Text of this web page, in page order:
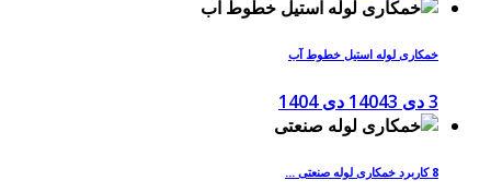
خمکاری لوله استیل خطوط آب
3 دی 1404 3 دی 1404
8 کاربرد خمکاری لوله صنعتی ...